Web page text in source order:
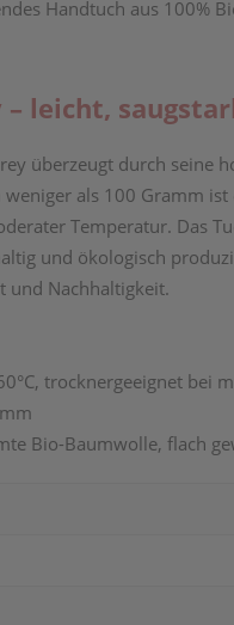
Handtuch aus 100%
– leicht,
überzeugt durch
als 100 Gramm
Temperatur. Das
und ökologisch
und Nachhaltigkeit.
trocknergeeignet bei
Bio-Baumwolle, flach